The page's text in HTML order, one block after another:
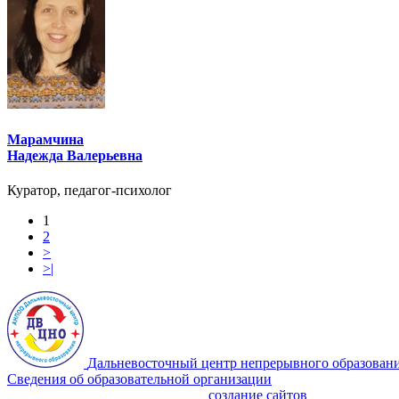
Марамчина
Надежда Валерьевна
Куратор, педагог-психолог
1
2
>
>|
Дальневосточный центр непрерывного
Сведения об образовательной организации
создание сайтов